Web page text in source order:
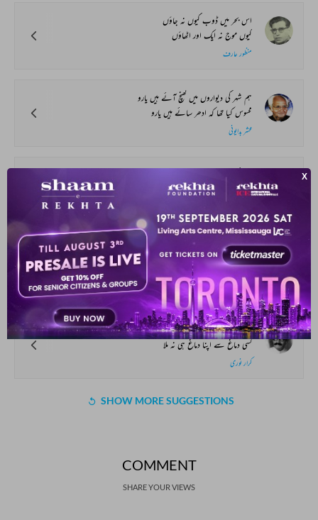
اس بحر میں ڈوب کیوں نہ جاؤں
کیوں موج نہ ایک اور اٹھاؤں
منظور عارف
ہم شہر کی دیواروں میں کھنچ آئے ہیں یارو
محسوس کیا تھا کہ ادھر سائے ہیں یارو
محشر بدایونی
جب کوئی لیتا ہے میرے سامنے نام_غزل
یاد آتا ہے مجھے اک نازک_اندام‌_غزل
ہر موڑ کو چراغ_سر_رہ_گزر کہو
بیتے ہوئے دنوں کو غبار_سفر کہو
غلام ربانی تاباں
رہ_حیات میں کوئی چراغ ہی نہ ملا
کسی دماغ سے اپنا دماغ ہی نہ ملا
کرار نوری
SHOW MORE SUGGESTIONS
COMMENT
SHARE YOUR VIEWS